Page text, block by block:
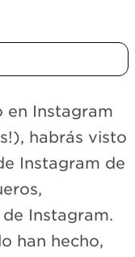
en Instagram
habrás visto
Instagram de
Instagram.
han hecho,